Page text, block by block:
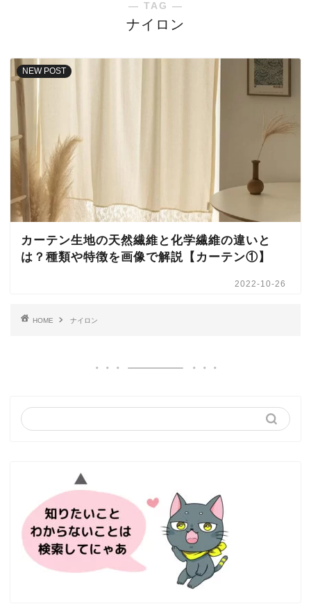
― TAG ―
ナイロン
NEW POST
カーテン生地の天然繊維と化学繊維の違いと
は？種類や特徴を画像で解説【カーテン①】
2022-10-26
HOME ナイロン